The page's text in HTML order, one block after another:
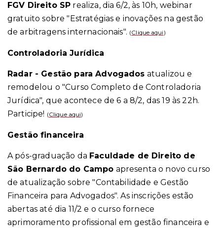
FGV Direito SP realiza, dia 6/2, às 10h, webinar
gratuito sobre "Estratégias e inovações na gestão
de arbitragens internacionais". (Clique aqui )
Controladoria Jurídica
Radar - Gestão para Advogados atualizou e
remodelou o "Curso Completo de Controladoria
Jurídica", que acontece de 6 a 8/2, das 19 às 22h.
Participe! (Clique aqui)
Gestão financeira
A pós-graduação da Faculdade de Direito de
São Bernardo do Campo apresenta o novo curso
de atualização sobre "Contabilidade e Gestão
Financeira para Advogados". As inscrições estão
abertas até dia 11/2 e o curso fornece
aprimoramento profissional em gestão financeira e